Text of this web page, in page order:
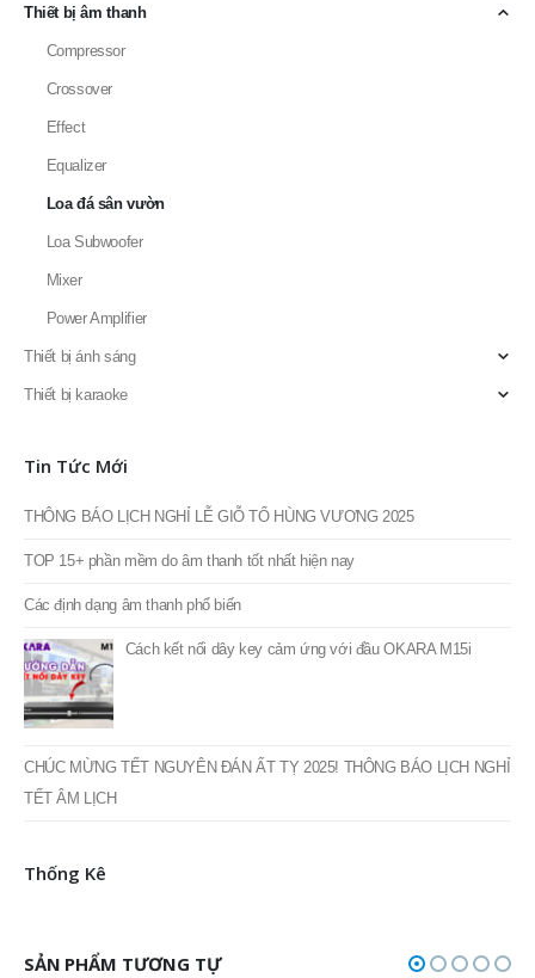
Thiết bị âm thanh
Compressor
Crossover
Effect
Equalizer
Loa đá sân vườn
Loa Subwoofer
Mixer
Power Amplifier
Thiết bị ánh sáng
Thiết bị karaoke
Tin Tức Mới
THÔNG BÁO LỊCH NGHỈ LỄ GIỖ TỔ HÙNG VƯƠNG 2025
TOP 15+ phần mềm do âm thanh tốt nhất hiện nay
Các định dạng âm thanh phổ biến
Cách kết nối dây key cảm ứng với đầu OKARA M15i
CHÚC MỪNG TẾT NGUYÊN ĐÁN ẤT TỴ 2025! THÔNG BÁO LỊCH NGHỈ
TẾT ÂM LỊCH
Thống Kê
SẢN PHẨM TƯƠNG TỰ